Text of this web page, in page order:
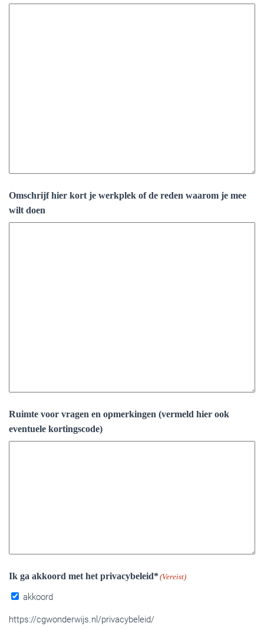
Omschrijf hier kort je werkplek of de reden waarom je mee
wilt doen
Ruimte voor vragen en opmerkingen (vermeld hier ook
eventuele kortingscode)
Ik ga akkoord met het privacybeleid* (Vereist)
akkoord
https://cgwonderwijs.nl/privacybeleid/